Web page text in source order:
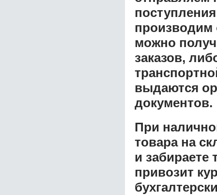
производим
можно
заказов,
выдаются
документов.
При
товара на
и забираете
привозит